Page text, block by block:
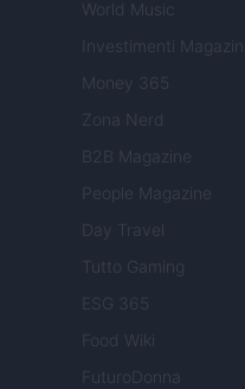
World Music
Investimenti Magazine
Money 365
Zona Nerd
B2B Magazine
People Magazine
Day Travel
Tutto Gaming
ESG 365
Food Wiki
FuturoDonna